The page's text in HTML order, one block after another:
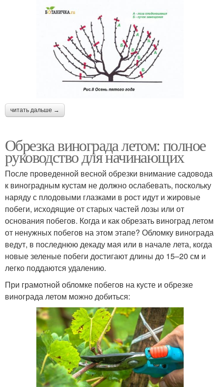
читать дальше →
Обрезка винограда летом: полное
руководство для начинающих
После проведенной весной обрезки внимание садовода
к виноградным кустам не должно ослабевать, поскольку
наряду с плодовыми глазками в рост идут и жировые
побеги, исходящие от старых частей лозы или от
основания побегов. Когда и как обрезать виноград летом
от ненужных побегов на этом этапе? Обломку винограда
ведут, в последнюю декаду мая или в начале лета, когда
новые зеленые побеги достигают длины до 15–20 см и
легко поддаются удалению.
При грамотной обломке побегов на кусте и обрезке
винограда летом можно добиться: